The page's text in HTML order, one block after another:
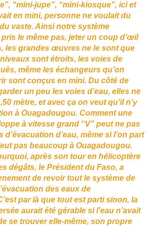
“mini-jupe”, “mini-kiosque”, ici et
en mini, personne ne voulait du
vaste. Ainsi notre système
le même pas, jeter un coup d’œil
les grandes œuvres ne le sont que
sont étroits, les voies de
même les échangeurs qu’on
sont conçus en mini. Du côté de
un peu les voies d’eau, elles ne
mètre, et avec ça on veut qu’il n’y
à Ouagadougou. Comment une
à vitesse grand “V” peut ne pas
d’eau, même si l’on part
pas beaucoup à Ouagadougou.
après son tour en hélicoptère
dégâts, le Président du Faso, a
de revoir tout le système de
des eaux de
par là que tout est parti sinon, la
aurait été gérable si l’eau n’avait
se trouver elle-même, son propre